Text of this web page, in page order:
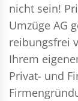
nicht sein!
Umzüge AG
reibungsfrei
Ihrem
Privat- und